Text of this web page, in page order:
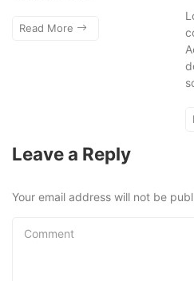
Read More
Leave a Reply
Your email address will not be
Comment